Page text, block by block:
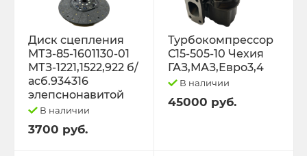
Диск сцепления
МТЗ-85-1601130-01
МТЗ-1221,1522,922 б/
асб.934316
элепснонавитой
В наличии
3700 руб.
Турбокомпрессор
С15-505-10 Чехия
ГАЗ,МАЗ,Евро3,4
В наличии
45000 руб.